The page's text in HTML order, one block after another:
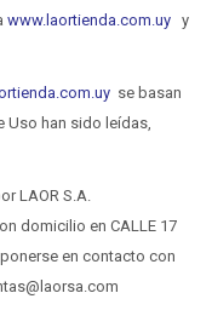
www.laortienda.com.uy y
se basan
Uso han sido leídas,
LAOR S.A.
domicilio en CALLE 17
en contacto con